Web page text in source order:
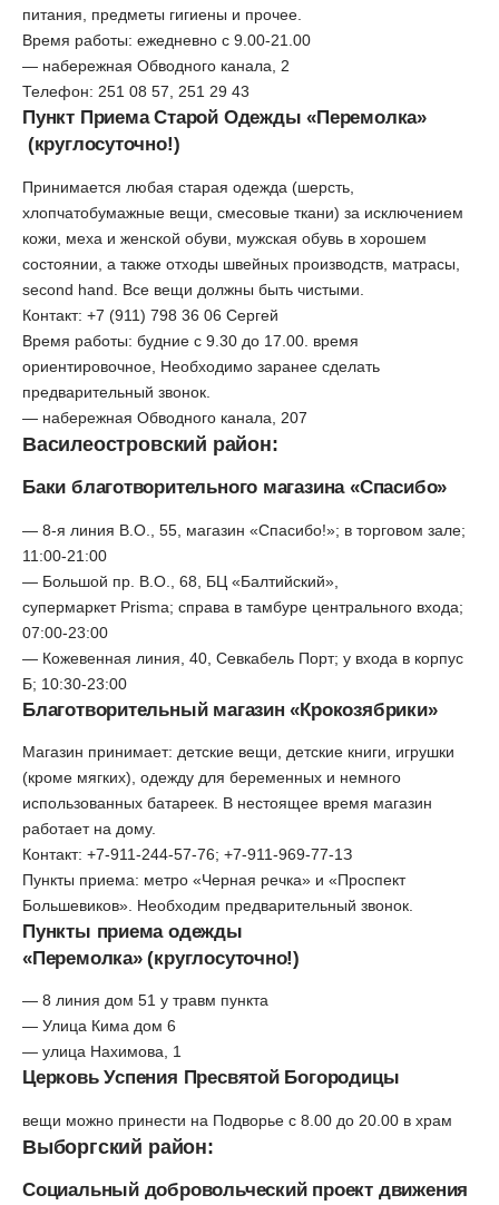
питания, предметы гигиены и прочее.
Время работы: ежедневно с 9.00-21.00
— набережная Обводного канала, 2
Телефон: 251 08 57, 251 29 43
Пункт Приема Старой Одежды «Перемолка»
(круглосуточно!)
Принимается любая старая одежда (шерсть,
хлопчатобумажные вещи, смесовые ткани) за исключением
кожи, меха и женской обуви, мужская обувь в хорошем
состоянии, а также отходы швейных производств, матрасы,
second hand. Все вещи должны быть чистыми.
Контакт: +7 (911) 798 36 06 Сергей
Время работы: будние с 9.30 до 17.00. время
ориентировочное, Необходимо заранее сделать
предварительный звонок.
— набережная Обводного канала, 207
Василеостровский район:
Баки благотворительного магазина «Спасибо»
— 8-я линия В.О., 55, магазин «Спасибо!»; в торговом зале;
11:00-21:00
— Большой пр. В.О., 68, БЦ «Балтийский»,
супермаркет Prisma; справа в тамбуре центрального входа;
07:00-23:00
— Кожевенная линия, 40, Севкабель Порт; у входа в корпус
Б; 10:30-23:00
Благотворительный магазин «Крокозябрики»
Магазин принимает: детские вещи, детские книги, игрушки
(кроме мягких), одежду для беременных и немного
использованных батареек. В нестоящее время магазин
работает на дому.
Контакт: +7-911-244-57-76; +7-911-969-77-1З
Пункты приема: метро «Черная речка» и «Проспект
Большевиков». Необходим предварительный звонок.
Пункты приема одежды
«Перемолка» (круглосуточно!)
— 8 линия дом 51 у травм пункта
— Улица Кима дом 6
— улица Нахимова, 1
Церковь Успения Пресвятой Богородицы
вещи можно принести на Подворье с 8.00 до 20.00 в храм
Выборгский район:
Социальный добровольческий проект движения